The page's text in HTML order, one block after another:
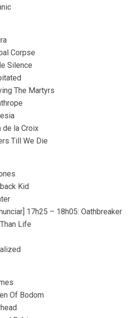
Corpse
Silence
The Martyrs
de la Croix
Till We Die
Kid
17h25 – 18h05: Oathbreaker
Life
Of Bodom